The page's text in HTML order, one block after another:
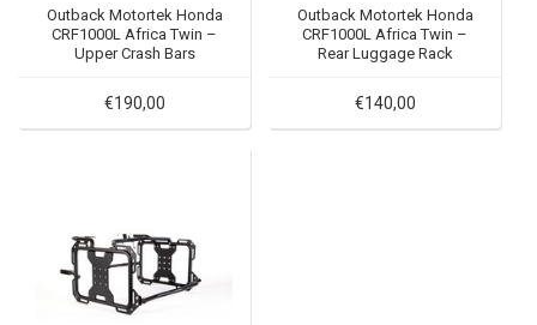
Outback Motortek Honda
CRF1000L Africa Twin –
Upper Crash Bars
€190,00
Outback Motortek Honda
CRF1000L Africa Twin –
Rear Luggage Rack
€140,00